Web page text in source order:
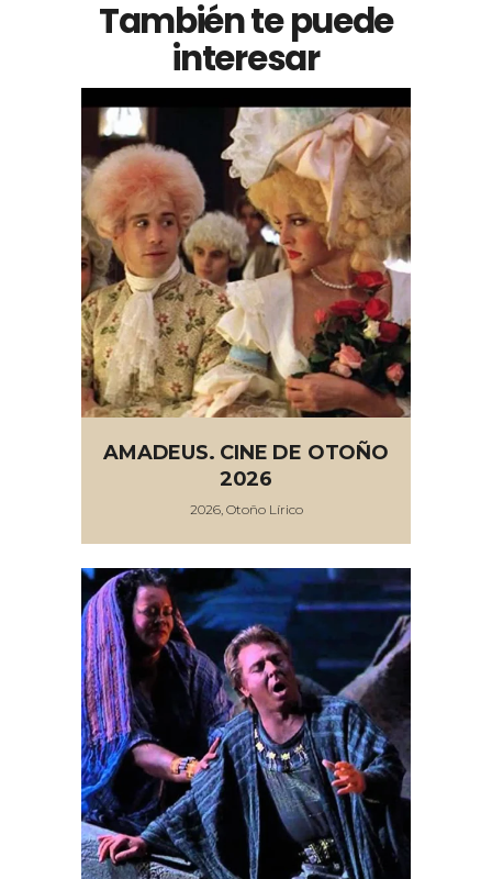
También te puede
interesar
AMADEUS. CINE DE OTOÑO
2026
2026, Otoño Lírico